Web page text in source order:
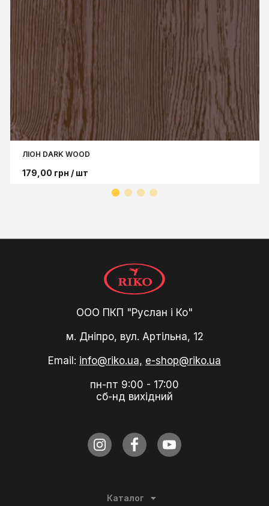
ЛІОН DARK WOOD
179,00 грн / шт
ООО ПКП "Руслан і Ко"
м. Дніпро, вул. Артільна, 12
Email: info@riko.ua, e-shop@riko.ua
пн-пт 9:00 - 17:00
сб-нд вихідний
Каталог